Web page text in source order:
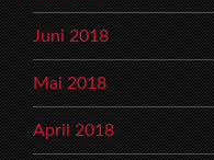
Juni 2018
Mai 2018
April 2018